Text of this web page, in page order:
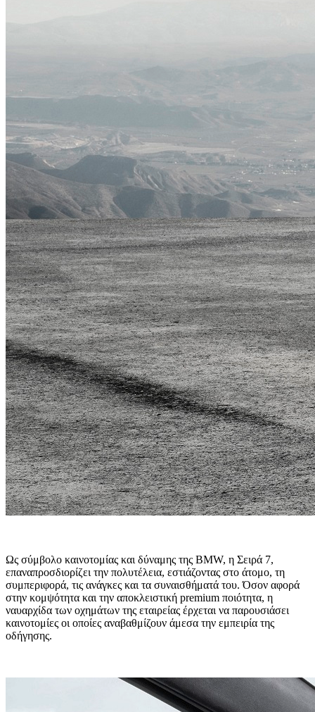
Ως σύμβολο καινοτομίας και δύναμης της BMW, η Σειρά 7,
επαναπροσδιορίζει την πολυτέλεια, εστιάζοντας στο άτομο, τη
συμπεριφορά, τις ανάγκες και τα συναισθήματά του. Όσον αφορά
στην κομψότητα και την αποκλειστική premium ποιότητα, η
ναυαρχίδα των οχημάτων της εταιρείας έρχεται να παρουσιάσει
καινοτομίες οι οποίες αναβαθμίζουν άμεσα την εμπειρία της
οδήγησης.